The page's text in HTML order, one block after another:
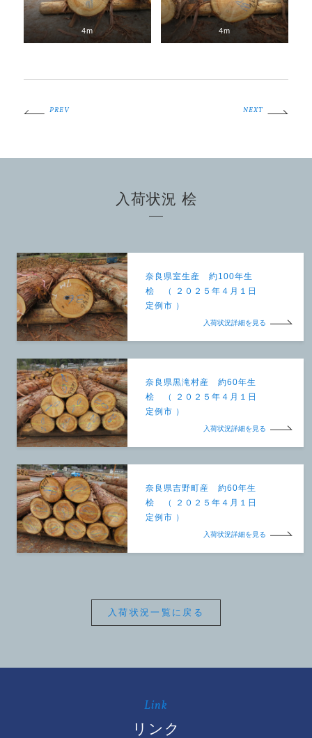
4m 4m
PREV NEXT
入荷状況 桧
奈良県室生産 約100年生
桧 （ ２０２５年４月１日
定例市 ）
入荷状況詳細を見る
奈良県黒滝村産 約60年生
桧 （ ２０２５年４月１日
定例市 ）
入荷状況詳細を見る
奈良県吉野町産 約60年生
桧 （ ２０２５年４月１日
定例市 ）
入荷状況詳細を見る
入荷状況一覧に戻る
Link
リンク